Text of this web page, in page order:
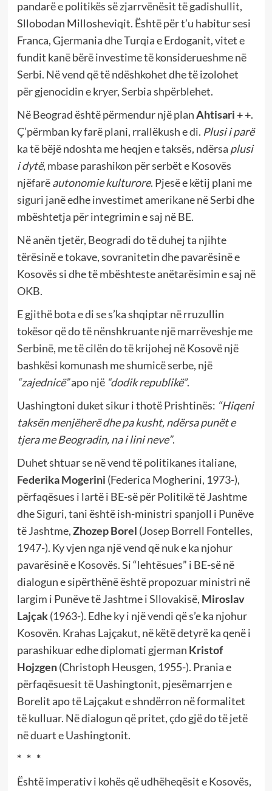
pandarë e politikës së zjarrvënësit të gadishullit,
Sllobodan Millosheviqit. Është për t’u habitur sesi
Franca, Gjermania dhe Turqia e Erdoganit, vitet e
fundit kanë bërë investime të konsiderueshme në
Serbi. Në vend që të ndëshkohet dhe të izolohet
për gjenocidin e kryer, Serbia shpërblehet.
Në Beograd është përmendur një planAhtisari + +.
Ç’përmban ky farë plani, rrallëkush e di. Plusi i parë
ka të bëjë ndoshta me heqjen e taksës, ndërsa plusi
i dytë, mbase parashikon për serbët e Kosovës
njëfarëautonomie kulturore. Pjesë e këtij plani me
siguri janë edhe investimet amerikane në Serbi dhe
mbështetja për integrimin e saj në BE.
Në anën tjetër, Beogradi do të duhej ta njihte
tërësinë e tokave, sovranitetin dhe pavarësinë e
Kosovës si dhe të mbështeste anëtarësimin e saj në
OKB.
E gjithë bota e di se s’ka shqiptar në rruzullin
tokësor që do të nënshkruante një marrëveshje me
Serbinë, me të cilën do të krijohej në Kosovë një
bashkësi komunash me shumicë serbe, një
“zajednicë”apo një “dodik republikë”.
Uashingtoni duket sikur i thotë Prishtinës: “Hiqeni
taksën menjëherë dhe pa kusht, ndërsa punët e
tjera me Beogradin, na i lini neve”.
Duhet shtuar se në vend të politikanes italiane,
Federika Mogerini (Federica Mogherini, 1973-),
përfaqësues i lartë i BE-së për Politikë të Jashtme
dhe Siguri, tani është ish-ministri spanjoll i Punëve
të Jashtme,Zhozep Borel (Josep Borrell Fontelles,
1947-). Ky vjen nga një vend që nuk e ka njohur
pavarësinë e Kosovës. Si “lehtësues” i BE-së në
dialogun e sipërthënë është propozuar ministri në
largim i Punëve të Jashtme i Sllovakisë, Miroslav
Lajçak(1963-). Edhe ky i një vendi që s’e ka njohur
Kosovën. Krahas Lajçakut, në këtë detyrë ka qenë i
parashikuar edhe diplomati gjerman Kristof
Hojzgen(Christoph Heusgen, 1955-). Prania e
përfaqësuesit të Uashingtonit, pjesëmarrjen e
Borelit apo të Lajçakut e shndërron në formalitet
të kulluar. Në dialogun që pritet, çdo gjë do të jetë
në duart e Uashingtonit.
* * *
Është imperativ i kohës që udhëheqësit e Kosovës,